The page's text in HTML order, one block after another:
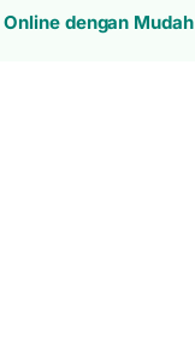
dengan Mudah